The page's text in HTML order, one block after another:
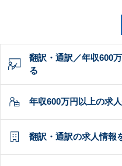
翻訳・通訳／年収600
る
年収600万円以上の求
翻訳・通訳の求人情報